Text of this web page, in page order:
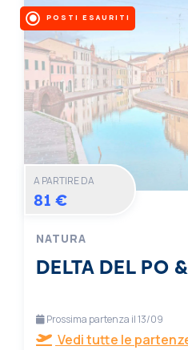
POSTI ESAURITI
A PARTIRE DA
81 €
NATURA
DELTA DEL PO
Prossima partenza il 13/09
Vedi tutte le